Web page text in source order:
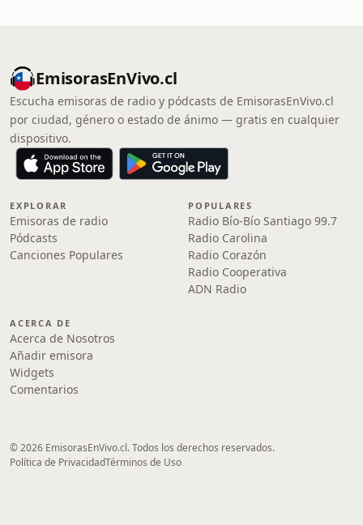
EmisorasEnVivo.cl
Escucha emisoras de radio y pódcasts de EmisorasEnVivo.cl
por ciudad, género o estado de ánimo — gratis en cualquier
dispositivo.
EXPLORAR
Emisoras de radio
Pódcasts
Canciones Populares
POPULARES
Radio Bío-Bío Santiago 99.7
Radio Carolina
Radio Corazón
Radio Cooperativa
ADN Radio
ACERCA DE
Acerca de Nosotros
Añadir emisora
Widgets
Comentarios
© 2026 EmisorasEnVivo.cl. Todos los derechos reservados.
Política de PrivacidadTérminos de Uso